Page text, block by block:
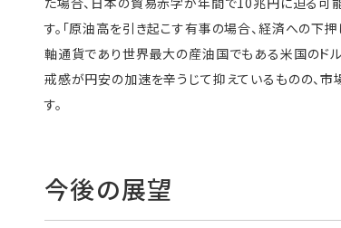
す。「原油高を引き起こす有事の場合、経済への下
軸通貨であり世界最大の産油国でもある米国のド
戒感が円安の加速を辛うじて抑えているものの、
す。
今後の展望